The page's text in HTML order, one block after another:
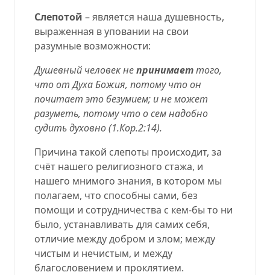
Слепотой – является наша душевность,
выраженная в уповании на свои
разумные возможности:
Душевный человекнепринимаеттого,
что от Духа Божия, потому что он
почитает это безумием; и не может
разуметь, потому что о сем надобно
судить духовно (1.Кор.2:14).
Причина такой слепоты происходит, за
счёт нашего религиозного стажа, и
нашего мнимого знания, в котором мы
полагаем, что способны сами, без
помощи и сотрудничества с кем-бы то ни
было, устанавливать для самих себя,
отличие между добром и злом; между
чистым и нечистым, и между
благословением и проклятием.